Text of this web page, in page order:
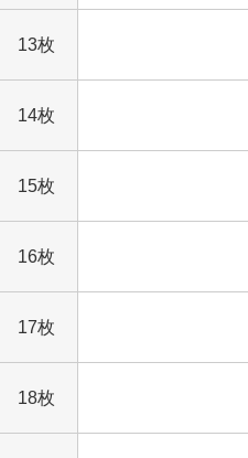
13枚
14枚
15枚
16枚
17枚
18枚